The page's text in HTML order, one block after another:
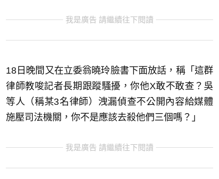
我是廣告 請繼續往下閱讀
18日晚間又在立委翁曉玲臉書下面放話，稱「這群
律師教唆記者長期跟蹤騷擾，你他X敢不敢查？吳
等人（稱某3名律師）洩漏偵查不公開內容給媒體
施壓司法機關，你不是應該去殺他們三個嗎？」
我是廣告 請繼續往下閱讀